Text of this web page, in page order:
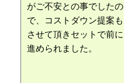
がご不安との事でしたの
で、コストダウン提案も
させて頂きセットで前に
進められました。